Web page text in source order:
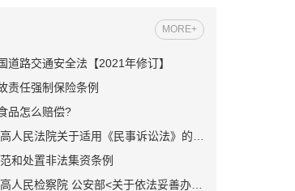
MORE+
道路交通安全法【2021年修订】
责任强制保险条例
品怎么赔偿?
和处置非法集资条例